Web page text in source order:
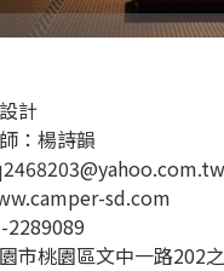
計
：楊詩韻
sd.com
2289089
市桃園區文中一路202